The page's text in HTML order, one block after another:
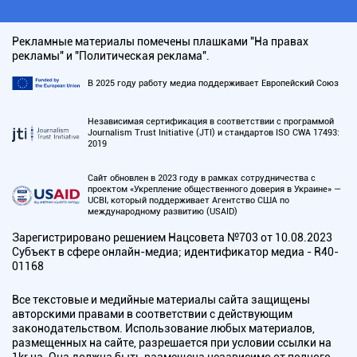
Рекламные материалы помечены плашками "На правах
рекламы" и "Политическая реклама".
В 2025 году работу медиа поддерживает Европейский Союз
Независимая сертификация в соответствии с программой
Journalism Trust Initiative (JTI) и стандартов ISO CWA 17493:
2019
Сайт обновлен в 2023 году в рамках сотрудничества с
проектом «Укрепление общественного доверия в Украине» —
UCBI, который поддерживает Агентство США по
международному развитию (USAID)
Зарегистрировано решением Нацсовета №703 от 10.08.2023
Субъект в сфере онлайн-медиа; идентификатор медиа - R40-
01168
Все текстовые и медийные материалы сайта защищены
авторскими правами в соответствии с действующим
законодательством. Использование любых материалов,
размещенных на сайте, разрешается при условии ссылки на